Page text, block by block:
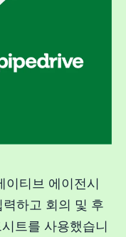
티브 에이전시
하고 회의 및 후
트를 사용했습니